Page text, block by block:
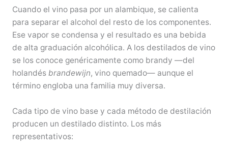
Cuando el vino pasa por un alambique, se calienta
para separar el alcohol del resto de los componentes.
Ese vapor se condensa y el resultado es una bebida
de alta graduación alcohólica. A los destilados de vino
se los conoce genéricamente como brandy —del
holandés brandewijn, vino quemado— aunque el
término engloba una familia muy diversa.
Cada tipo de vino base y cada método de destilación
producen un destilado distinto. Los más
representativos: